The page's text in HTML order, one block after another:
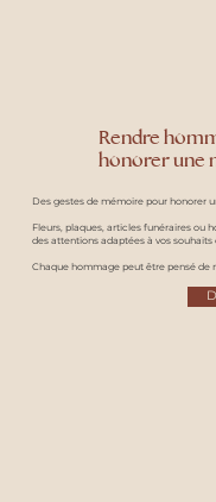
Rendre
honorer une
Des gestes de mémoire pour honorer
Fleurs, plaques, articles funéraires ou
des attentions adaptées à vos
Chaque hommage peut être pensé de